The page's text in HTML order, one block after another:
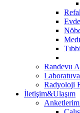
Randevu
Radyoloji
İletişim&Ulaşım